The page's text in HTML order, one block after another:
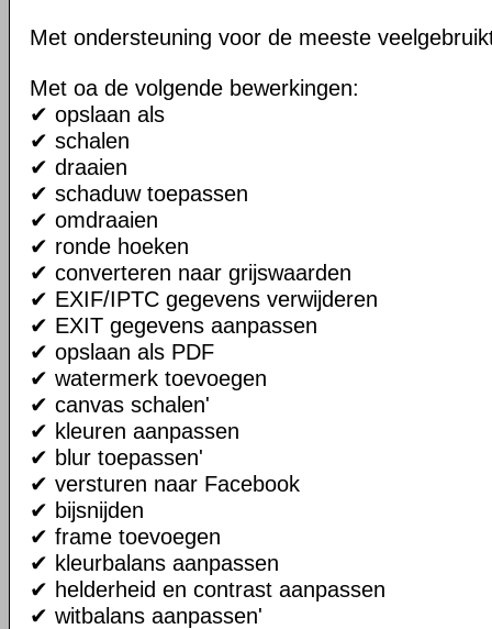
Met ondersteuning voor de meeste
Met oa de volgende bewerkingen:
✔ opslaan als
✔ schalen
✔ draaien
✔ schaduw toepassen
✔ omdraaien
✔ ronde hoeken
✔ converteren naar grijswaarden
✔ EXIF/IPTC gegevens verwijderen
✔ EXIT gegevens aanpassen
✔ opslaan als PDF
✔ watermerk toevoegen
✔ canvas schalen'
✔ kleuren aanpassen
✔ blur toepassen'
✔ versturen naar Facebook
✔ bijsnijden
✔ frame toevoegen
✔ kleurbalans aanpassen
✔ helderheid en contrast aanpassen
✔ witbalans aanpassen'